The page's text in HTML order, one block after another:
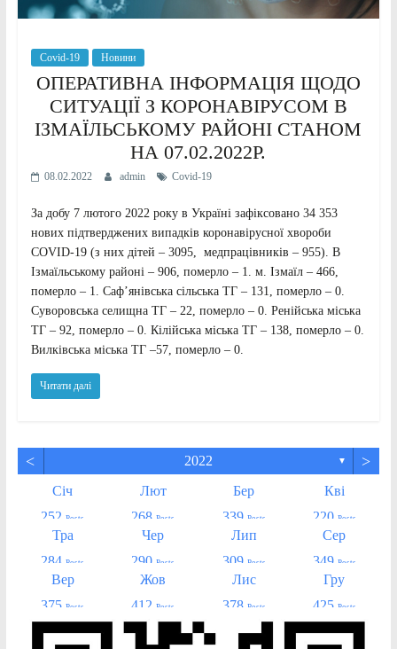
Covid-19 Новини
ОПЕРАТИВНА ІНФОРМАЦІЯ ЩОДО
СИТУАЦІЇ З КОРОНАВІРУСОМ В
ІЗМАЇЛЬСЬКОМУ РАЙОНІ СТАНОМ
НА 07.02.2022Р.
08.02.2022 admin Сovid-19
За добу 7 лютого 2022 року в Україні зафіксовано 34 353
нових підтверджених випадків коронавірусної хвороби
COVID-19 (з них дітей – 3095, медпрацівників – 955). В
Ізмаїльському районі – 906, померло – 1. м. Ізмаїл – 466,
померло – 1. Саф’янівська сільська ТГ – 131, померло – 0.
Суворовська селищна ТГ – 22, померло – 0. Ренійська міська
ТГ – 92, померло – 0. Кілійська міська ТГ – 138, померло – 0.
Вилківська міська ТГ –57, померло – 0.
Читати далі
< 2022 ▼ >
Січ
252 Posts
Лют
268 Posts
Бер
339 Posts
Кві
220 Posts
Тра
284 Posts
Чер
290 Posts
Лип
309 Posts
Сер
349 Posts
Вер
375 Posts
Жов
412 Posts
Лис
378 Posts
Гру
425 Posts